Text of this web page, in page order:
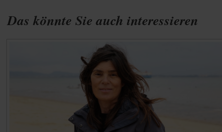
Das könnte Sie auch interessieren